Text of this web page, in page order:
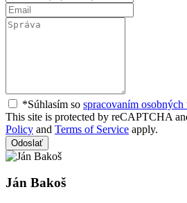
*Súhlasím so spracovaním osobných
This site is protected by reCAPTCHA
Policy and Terms of Service apply.
Odoslať
Ján Bakoš